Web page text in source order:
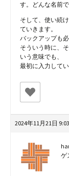
す。どんな名前
そして、使い続
ていきます。
バックアップも
そういう時に、
いう意味でも、
最初に入力して
2024年11月21日
ゲ